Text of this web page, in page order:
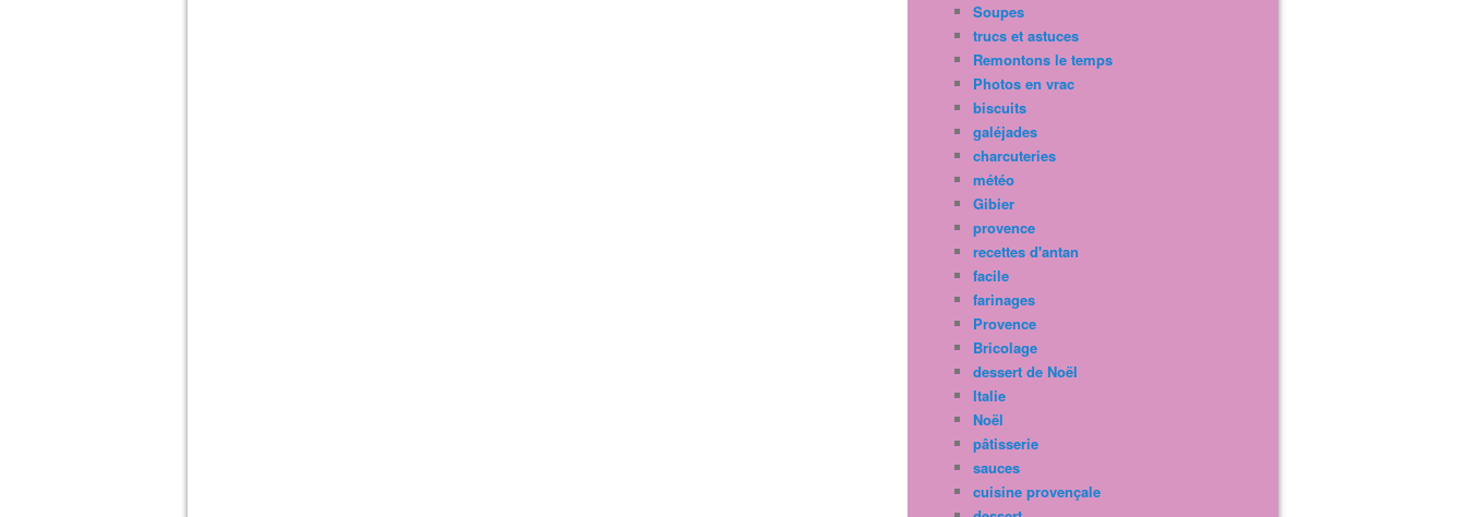
Soupes
trucs et astuces
Remontons le temps
Photos en vrac
biscuits
galéjades
charcuteries
météo
Gibier
provence
recettes d'antan
facile
farinages
Provence
Bricolage
dessert de Noël
Italie
Noël
pâtisserie
sauces
cuisine provençale